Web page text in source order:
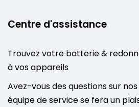
Centre d'assistance
Trouvez votre batterie &
à vos appareils
Avez-vous des questions sur
équipe de service se fera un